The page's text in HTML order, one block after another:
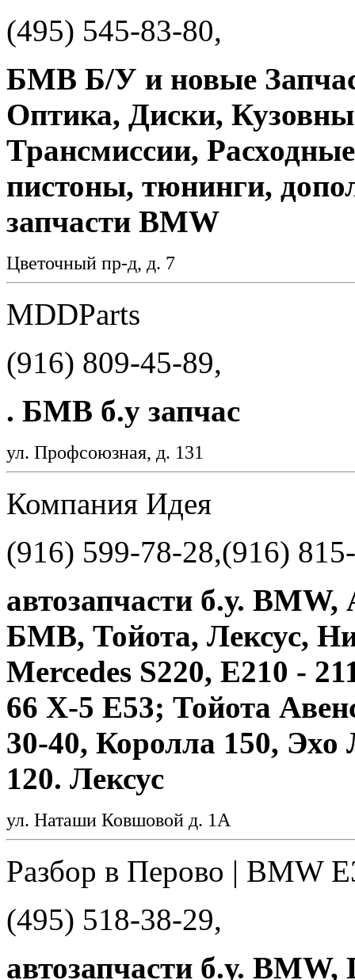
(495) 545-83-80,
БМВ Б/У и новые
Оптика, Диски,
Трансмиссии,
пистоны, тюнинги,
запчасти BMW
Цветочный пр-д, д. 7
MDDParts
(916) 809-45-89,
. БМВ б.у запчас
ул. Профсоюзная, д. 131
Компания Идея
(916) 599-78-28,(916)
автозапчасти б.у.
БМВ, Тойота, Лексус,
Mercedes S220, E210 -
66 Х-5 Е53; Тойота
30-40, Королла 150,
120. Лексус
ул. Наташи Ковшовой д. 1А
Разбор в Перово | BMW
(495) 518-38-29,
автозапчасти б.у.